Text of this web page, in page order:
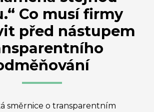
Co musí firmy
před nástupem
směrnice o transparentním